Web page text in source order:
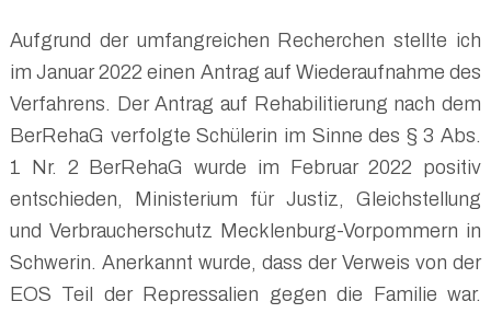
Aufgrund der umfangreichen Recherchen stellte ich
im Januar 2022 einen Antrag auf Wiederaufnahme des
Verfahrens. Der Antrag auf Rehabilitierung nach dem
BerRehaG verfolgte Schülerin im Sinne des § 3 Abs.
1 Nr. 2 BerRehaG wurde im Februar 2022 positiv
entschieden, Ministerium für Justiz, Gleichstellung
und Verbraucherschutz Mecklenburg-Vorpommern in
Schwerin. Anerkannt wurde, dass der Verweis von der
EOS Teil der Repressalien gegen die Familie war.